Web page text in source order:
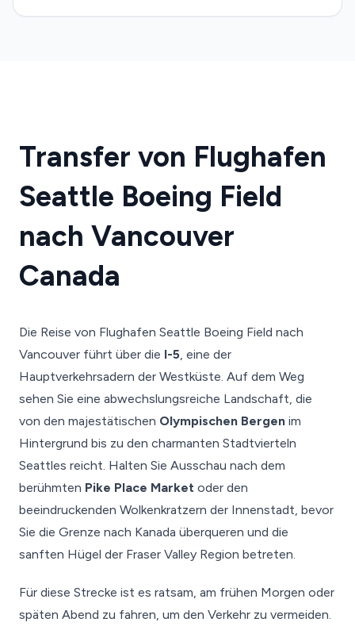
Transfer von Flughafen
Seattle Boeing Field
nach Vancouver
Canada
Die Reise von Flughafen Seattle Boeing Field nach
Vancouver führt über die I-5, eine der
Hauptverkehrsadern der Westküste. Auf dem Weg
sehen Sie eine abwechslungsreiche Landschaft, die
von den majestätischen Olympischen Bergen im
Hintergrund bis zu den charmanten Stadtvierteln
Seattles reicht. Halten Sie Ausschau nach dem
berühmten Pike Place Market oder den
beeindruckenden Wolkenkratzern der Innenstadt, bevor
Sie die Grenze nach Kanada überqueren und die
sanften Hügel der Fraser Valley Region betreten.
Für diese Strecke ist es ratsam, am frühen Morgen oder
späten Abend zu fahren, um den Verkehr zu vermeiden.